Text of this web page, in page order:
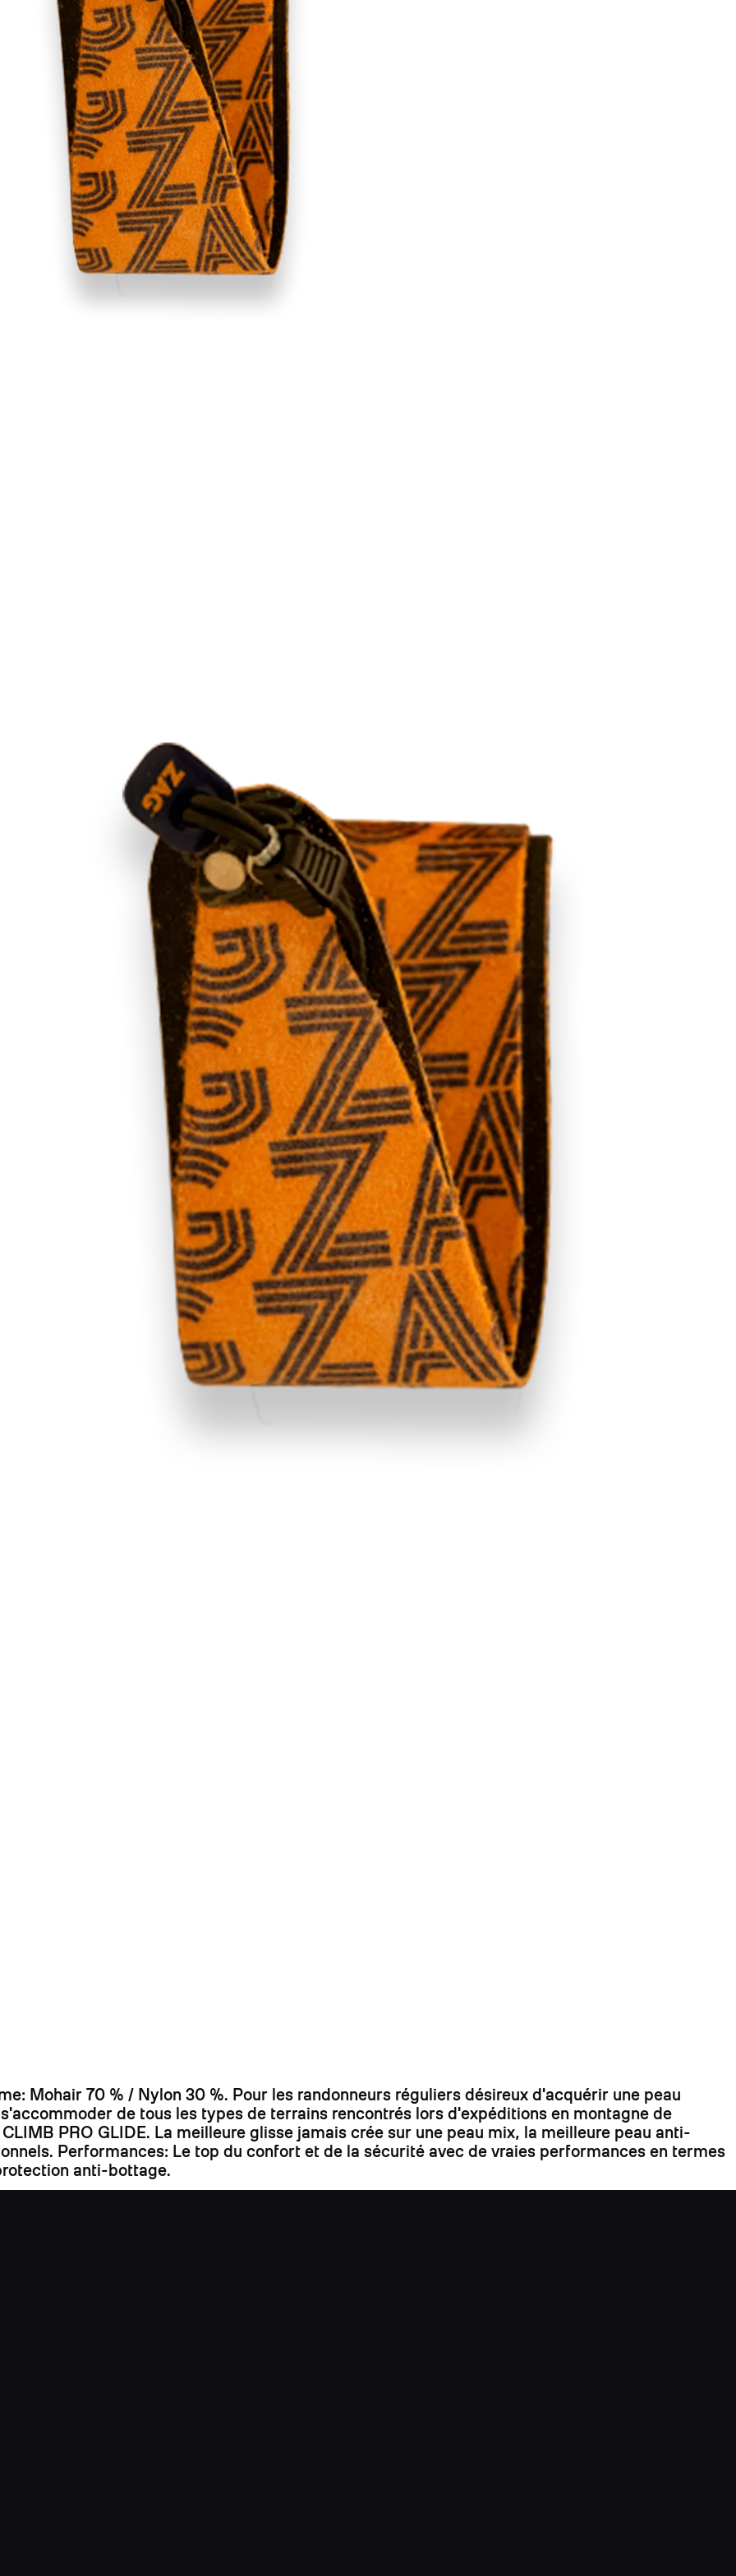
RECHERCHES POPULAIRES
Skis freeride
Mohair 70 % / Nylon 30 %. Pour les randonneurs réguliers désireux d'acquérir une peau
de tous les types de terrains rencontrés lors d'expéditions en montagne de
PRO GLIDE. La meilleure glisse jamais crée sur une peau mix, la meilleure peau anti-
Performances: Le top du confort et de la sécurité avec de vraies performances en termes
anti-bottage.